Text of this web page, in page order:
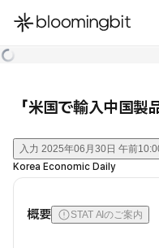
한국어
「米国で輸入中国製
入力 2025年06月30日 午前
Korea Economic Daily
概要 STAT AIのご案内